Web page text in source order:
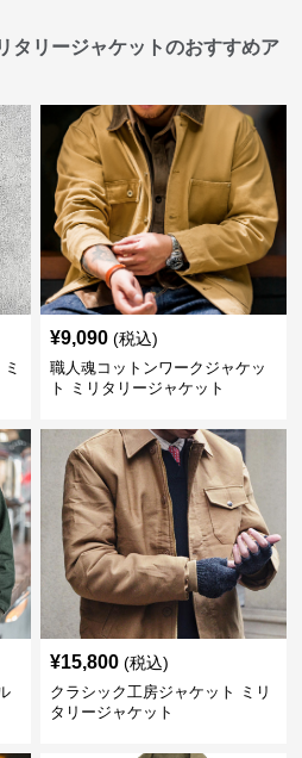
タリージャケットのおすすめア
¥9,090 (税込)
職人魂コットンワークジャケッ
ト ミリタリージャケット
¥15,800 (税込)
クラシック工房ジャケット ミリ
タリージャケット